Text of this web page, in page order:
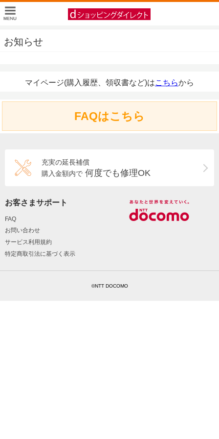
お知らせ
マイページ(購入履歴、領収書など)はこちらから
FAQはこちら
充実の延長補償
購入金額内で 何度でも修理OK
お客さまサポート
FAQ
お問い合わせ
サービス利用規約
特定商取引法に基づく表示
©NTT DOCOMO